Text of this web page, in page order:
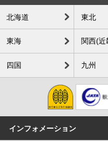
北海道 東北
東海 関西(近
四国 九州
インフォメーション